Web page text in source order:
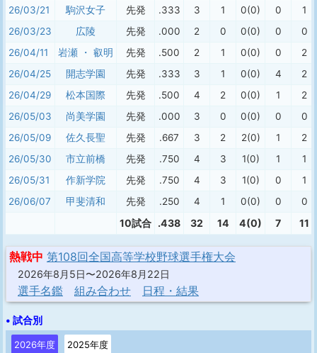
26/03/21 駒沢女子 先発 .333 3 1 0(0) 0
1
26/03/23
広陵 先発 .000 2 0 0(0) 0
0
26/04/11
岩瀬 ・ 叡明 先発 .500 2 1 0(0) 0
2
26/04/25
開志学園 先発 .333 3 1 0(0) 4
2
26/04/29
松本国際 先発 .500 4 2 0(0) 1
2
26/05/03
尚美学園 先発 .000 3 0 0(0) 0
0
26/05/09
佐久長聖 先発 .667 3 2 2(0) 1
2
26/05/30
市立前橋 先発 .750 4 3 1(0) 1
1
26/05/31
作新学院 先発 .750 4 3 1(0) 0
1
26/06/07
甲斐清和 先発 .250 4 1 0(0) 0 0
10試合 .438 32 14 4(0) 7 11
熱戦中 第108回全国高等学校野球選手権大会
2026年8月5日〜2026年8月22日
選手名鑑 組み合わせ 日程・結果
• 試合別
2026年度 2025年度